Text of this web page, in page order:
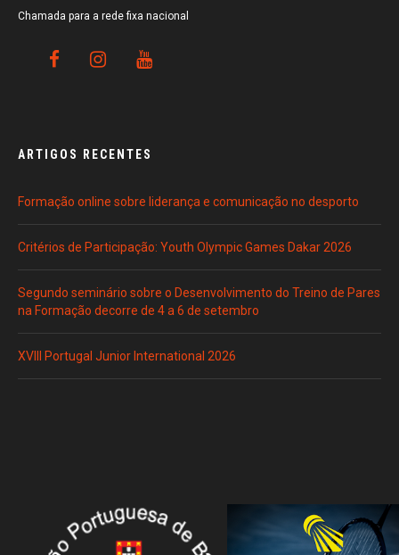
Chamada para a rede fixa nacional
ARTIGOS RECENTES
Formação online sobre liderança e comunicação no desporto
Critérios de Participação: Youth Olympic Games Dakar 2026
Segundo seminário sobre o Desenvolvimento do Treino de Pares
na Formação decorre de 4 a 6 de setembro
XVIII Portugal Junior International 2026